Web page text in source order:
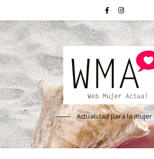
Actualidad para la mujer